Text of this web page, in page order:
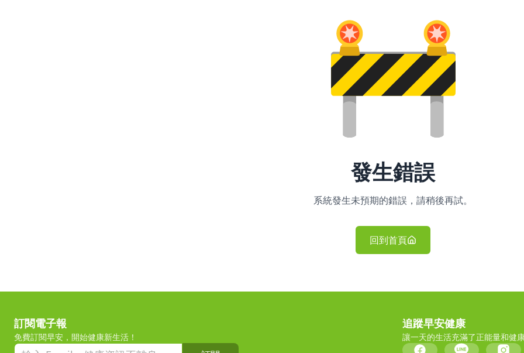
發生錯誤
系統發生未預期的錯誤，請稍後再試。
回到首頁
訂閱電子報
免費訂閱早安，開始健康新生活！
追蹤早安健康
讓一天的生活充滿了正能量和健